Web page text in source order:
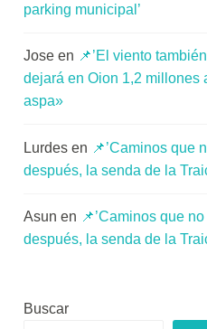
parking municipal’
Jose en 📌’El viento
dejará en Oion 1,2 millones
aspa»
Lurdes en 📌’Caminos que
después, la senda de la
Asun en 📌’Caminos que
después, la senda de la
Buscar